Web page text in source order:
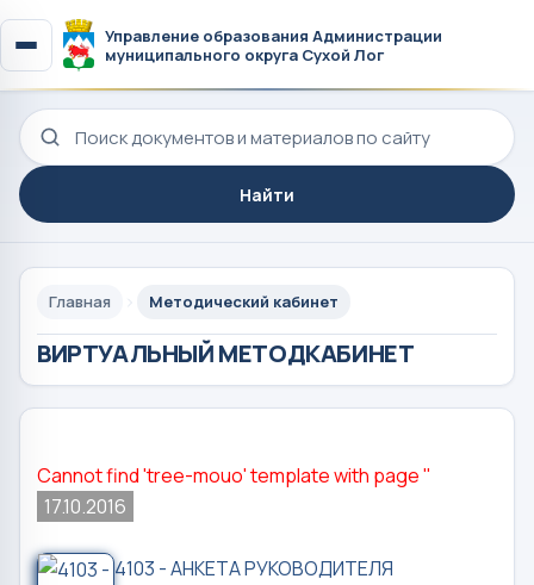
Управление образования Администрации
муниципального округа Сухой Лог
Поиск по сайту
Найти
Главная Методический кабинет
ВИРТУАЛЬНЫЙ МЕТОДКАБИНЕТ
Cannot find 'tree-mouo' template with page ''
17.10.2016
4103 - АНКЕТА РУКОВОДИТЕЛЯ